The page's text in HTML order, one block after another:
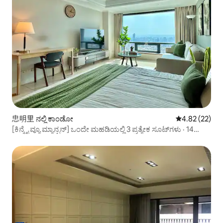
忠明里 ನಲ್ಲಿ ಕಾಂಡೋ 5 ರಲ್ಲಿ 4.82
4.82 (22)
[ಕಿನ್ಮೈ ವ್ಯೂ ಮ್ಯಾನ್ಷನ್] ಒಂದೇ ಮಹಡಿಯಲ್ಲಿ 3 ಪ್ರತ್ಯೇಕ ಸೂಟ್‌ಗಳು · 14